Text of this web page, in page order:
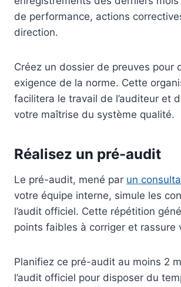
de performance, actions
direction.
Créez un dossier de preuves pour
exigence de la norme. Cette
facilitera le travail de l’auditeur et
votre maîtrise du système qualité.
Réalisez un pré-audit
Le pré-audit, mené par un
votre équipe interne, simule les
l’audit officiel. Cette répétition
points faibles à corriger et rassure
Planifiez ce pré-audit au moins 2
l’audit officiel pour disposer du